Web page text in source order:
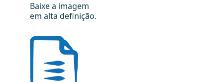
Baixe a imagem
em alta definição.